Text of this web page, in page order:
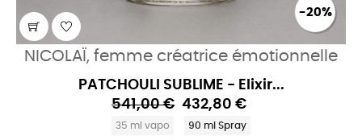
-20%
NICOLAÏ, femme créatrice émotionnelle
PATCHOULI SUBLIME - Elixir...
541,00 € 432,80 €
35 ml vapo 90 ml Spray